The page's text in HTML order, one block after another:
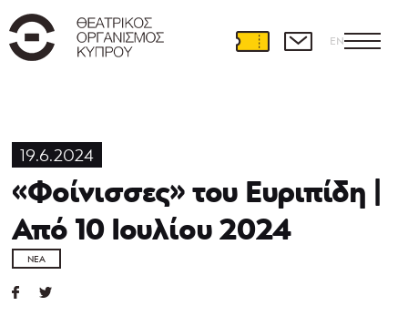
EN
19.6.2024
«Φοίνισσες» του Ευριπίδη |
Από 10 Ιουλίου 2024
ΝΈΑ